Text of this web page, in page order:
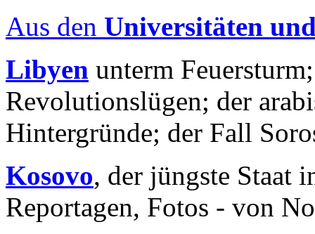
Aus den Universitäten
Libyen unterm
Revolutionslügen; der
Hintergründe; der Fall
Kosovo, der jüngste Staat
Reportagen, Fotos - von